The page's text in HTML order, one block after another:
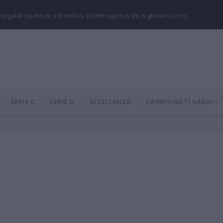
regalai ispantus: est mellus scumiti apitzus de is giòvunus o is…
SERIE C SERIE D ECCELLENZA CAMPIONATI SARDI